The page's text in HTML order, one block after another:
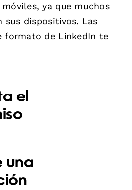
ya que muchos
dispositivos. Las
formato de LinkedIn te
el
una